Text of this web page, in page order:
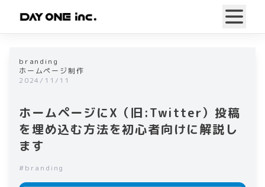
branding
ホームページ制作
2024/11/11
ホームページにX（旧:Twitter）投稿
を埋め込む方法を初心者向けに解説し
ます
#branding